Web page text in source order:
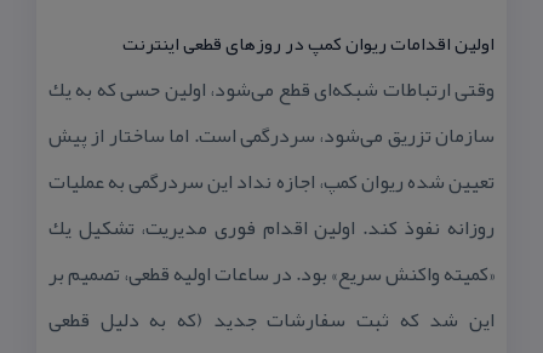
اولین اقدامات ریوان كمپ در روزهای قطعی اینترنت
وقتی ارتباطات شبكه‌ای قطع می‌شود، اولین حسی كه به یك
سازمان تزریق می‌شود، سردرگمی است. اما ساختار از پیش
تعیین شده ریوان كمپ، اجازه نداد این سردرگمی به عملیات
روزانه نفوذ كند. اولین اقدام فوری مدیریت، تشكیل یك
«كمیته واكنش سریع» بود. در ساعات اولیه قطعی، تصمیم بر
این شد كه ثبت سفارشات جدید (كه به دلیل قطعی